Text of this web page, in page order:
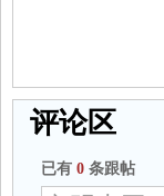
评论区
已有 0 条跟帖